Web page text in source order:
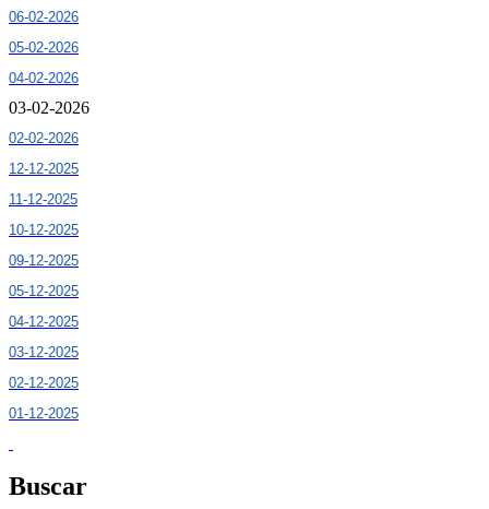
06-02-2026
05-02-2026
04-02-2026
03-02-2026
02-02-2026
12-12-2025
11-12-2025
10-12-2025
09-12-2025
05-12-2025
04-12-2025
03-12-2025
02-12-2025
01-12-2025
Buscar